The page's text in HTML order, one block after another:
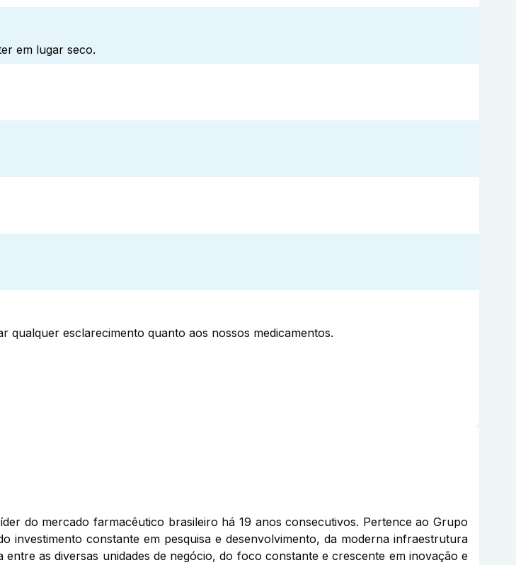
em lugar seco.
qualquer esclarecimento quanto aos nossos medicamentos.
do mercado farmacêutico brasileiro há 19 anos consecutivos. Pertence ao Grupo
investimento constante em pesquisa e desenvolvimento, da moderna infraestrutura
as diversas unidades de negócio, do foco constante e crescente em inovação e